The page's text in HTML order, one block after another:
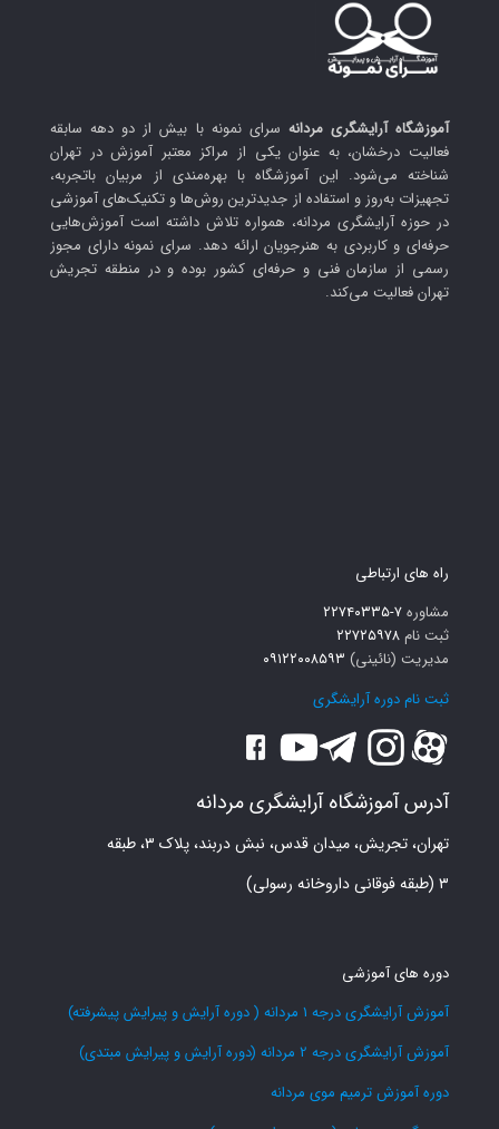
آموزشگاه آرایشگری مردانه سرای نمونه با بیش از دو دهه سابقه
فعالیت درخشان، به عنوان یکی از مراکز معتبر آموزش در تهران
شناخته می‌شود. این آموزشگاه با بهره‌مندی از مربیان باتجربه،
تجهیزات به‌روز و استفاده از جدیدترین روش‌ها و تکنیک‌های آموزشی
در حوزه آرایشگری مردانه، همواره تلاش داشته است آموزش‌هایی
حرفه‌ای و کاربردی به هنرجویان ارائه دهد. سرای نمونه دارای مجوز
رسمی از سازمان فنی و حرفه‌ای کشور بوده و در منطقه تجریش
تهران فعالیت می‌کند.
راه های ارتباطی
مشاوره۷-۲۲۷۴۰۳۳۵
ثبت نام ۲۲۷۲۵۹۷۸
مدیریت (نائینی) ۰۹۱۲۲۰۰۸۵۹۳
ثبت نام دوره آرایشگری
آدرس آموزشگاه آرایشگری مردانه
تهران، تجریش، میدان قدس، نبش دربند، پلاک ۳، طبقه
۳ (طبقه فوقانی داروخانه رسولی)
دوره های آموزشی
آموزش آرایشگری درجه 1 مردانه ( دوره آرایش و پیرایش پیشرفته)
آموزش آرایشگری درجه 2 مردانه (دوره آرایش و پیرایش مبتدی)
دوره آموزش ترمیم موی مردانه